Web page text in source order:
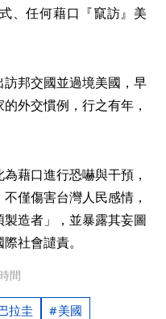
、任何藉口『竄訪』美
邦交國並過境美國，早
外交慣例，行之有年，
藉口進行恐嚇與干預，
僅傷害台灣人民感情，
造者」，並暴露其妄圖
社會譴責。
間
拉圭
美國